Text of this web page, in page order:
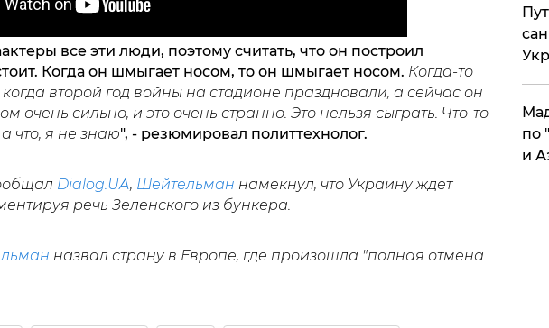
все эти люди, поэтому считать, что он построил
Когда он шмыгает носом, то он шмыгает носом. Когда-то
второй год войны на стадионе праздновали, а сейчас он
очень сильно, и это очень странно. Это нельзя сыграть. Что-то
что, я не знаю", - резюмировал политтехнолог.
Dialog.UA, Шейтельман намекнул, что Украину ждет
речь Зеленского из бункера.
назвал страну в Европе, где произошла "полная отмена
по
и